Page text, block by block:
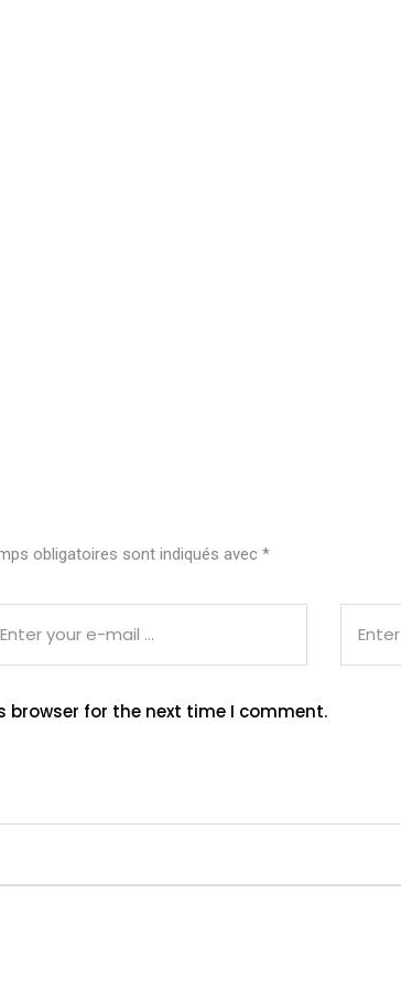
obligatoires sont indiqués avec *
browser for the next time I comment.